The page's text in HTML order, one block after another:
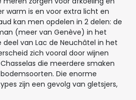
warm is en voor extra licht en
kan men opdelen in 2 delen: de
(meer van Genève) in het
deel van Lac de Neuchâtel in het
zich vooral door wijnen
die meerdere smaken
Die enorme
zijn een gevolg van gletsjers,